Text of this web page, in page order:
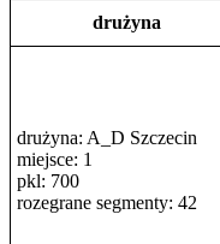
drużyna
drużyna: A_D Szczecin
miejsce: 1
pkl: 700
rozegrane segmenty: 42